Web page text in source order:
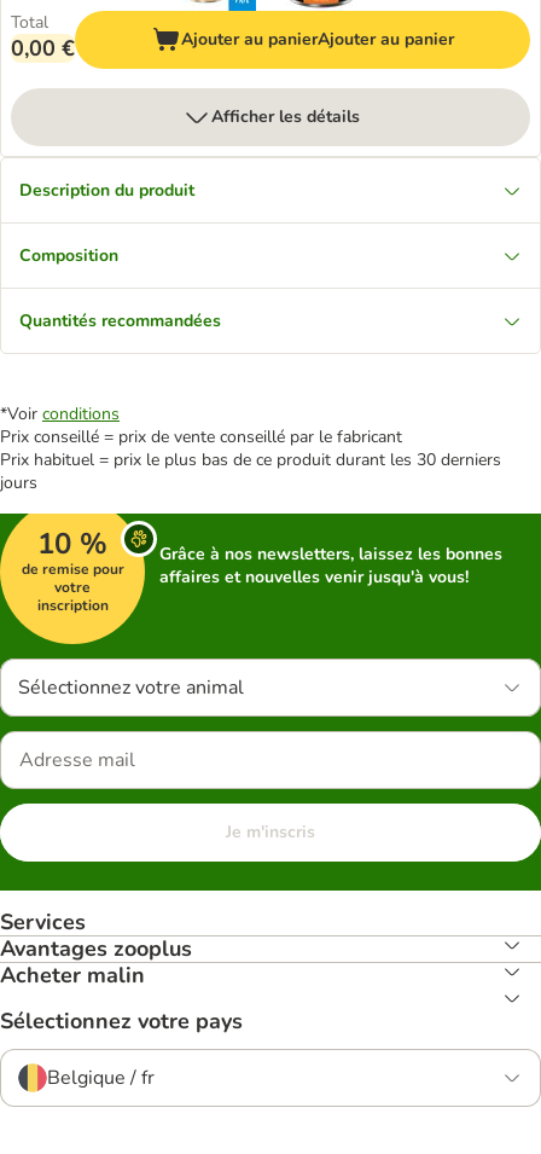
Total
0,00 € Ajouter au panierAjouter au panier
Afficher les détails
Description du produit
Composition
Quantités recommandées
*Voir conditions
Prix conseillé = prix de vente conseillé par le fabricant
Prix habituel = prix le plus bas de ce produit durant les 30 derniers
jours
10 %
de remise pour
votre
inscription
Grâce à nos newsletters, laissez les bonnes
affaires et nouvelles venir jusqu'à vous!
Sélectionnez votre animal
Je m'inscris
Services
Avantages zooplus
Acheter malin
Sélectionnez votre pays
Belgique / fr